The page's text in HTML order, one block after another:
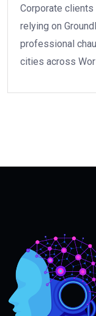
Corporate
relying on
professional
cities across